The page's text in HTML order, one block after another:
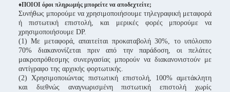
♦ΠΟΙΟΙ όροι πληρωμής μπορείτε να αποδεχτείτε;
Συνήθως μπορούμε να χρησιμοποιήσουμε τηλεγραφική μεταφορά
ή πιστωτική επιστολή, και μερικές φορές μπορούμε να
χρησιμοποιήσουμε DP.
(1) Με μεταφορά, απαιτείται προκαταβολή 30%, το υπόλοιπο
70% διακανονίζεται πριν από την παράδοση, οι πελάτες
μακροπρόθεσμης συνεργασίας μπορούν να διακανονιστούν με
αντίγραφο της αρχικής φορτωτικής.
(2) Χρησιμοποιώντας πιστωτική επιστολή, 100% αμετάκλητη
και διεθνώς αναγνωρισμένη πιστωτική επιστολή χωρίς